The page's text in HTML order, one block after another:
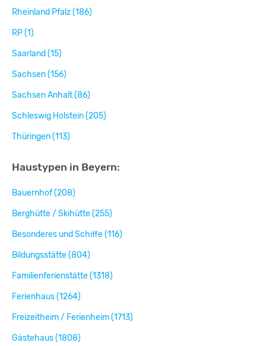
Rheinland Pfalz (186)
RP (1)
Saarland (15)
Sachsen (156)
Sachsen Anhalt (86)
Schleswig Holstein (205)
Thüringen (113)
Haustypen in Beyern:
Bauernhof (208)
Berghütte / Skihütte (255)
Besonderes und Schiffe (116)
Bildungsstätte (804)
Familienferienstätte (1318)
Ferienhaus (1264)
Freizeitheim / Ferienheim (1713)
Gästehaus (1808)